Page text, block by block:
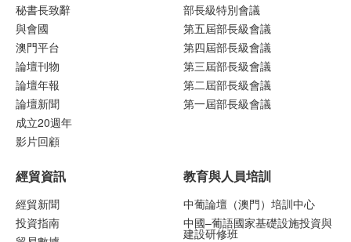
秘書長致辭
與會國
澳門平台
論壇刊物
論壇年報
論壇新聞
成立20週年
影片回顧
部長級特別會議
第五屆部長級會議
第四屆部長級會議
第三屆部長級會議
第二屆部長級會議
第一屆部長級會議
經貿資訊
經貿新聞
投資指南
教育與人員培訓
中葡論壇（澳門）培訓中心
中國–葡語國家基礎設施投資與
建設研修班